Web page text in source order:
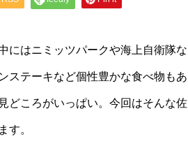
にはニミッツパークや海上自衛隊な
ステーキなど個性豊かな食べ物もあ
どころがいっぱい。今回はそんな佐
す。